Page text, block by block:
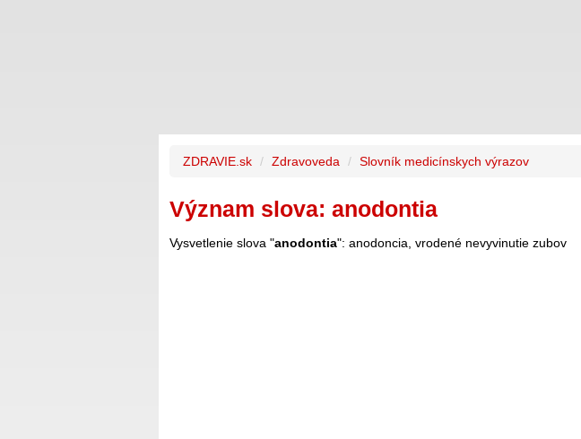
ZDRAVIE.sk Zdravoveda Slovník medicínskych výrazov
Význam slova: anodontia
Vysvetlenie slova "anodontia": anodoncia, vrodené nevyvinutie zubov